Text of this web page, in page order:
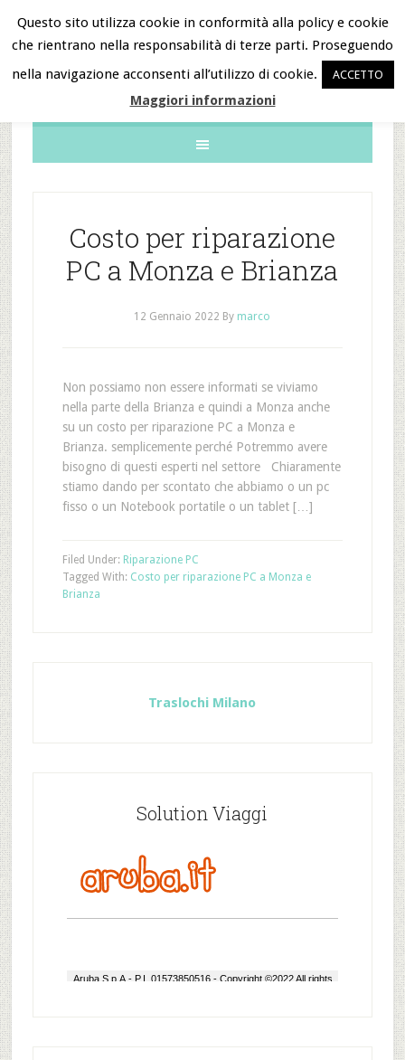
B&B Notizie
Costo per riparazione
PC a Monza e Brianza
12 Gennaio 2022 By marco
Non possiamo non essere informati se viviamo
nella parte della Brianza e quindi a Monza anche
su un costo per riparazione PC a Monza e
Brianza. semplicemente perché Potremmo avere
bisogno di questi esperti nel settore Chiaramente
stiamo dando per scontato che abbiamo o un pc
fisso o un Notebook portatile o un tablet […]
Filed Under: Riparazione PC
Tagged With: Costo per riparazione PC a Monza e
Brianza
Traslochi Milano
Solution Viaggi
Questo sito utilizza cookie in conformità alla policy e cookie
che rientrano nella responsabilità di terze parti. Proseguendo
nella navigazione acconsenti all’utilizzo di cookie.
ACCETTO
Maggiori informazioni